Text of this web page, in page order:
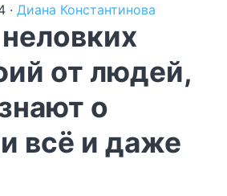
· Диана Константинова
от людей,
о
всё и даже